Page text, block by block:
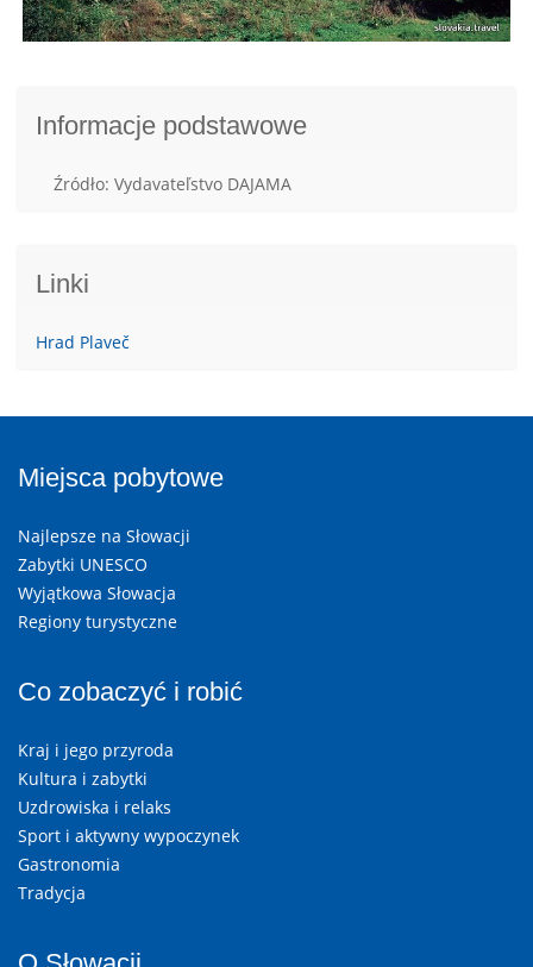
Informacje podstawowe
Źródło: Vydavateľstvo DAJAMA
Linki
Hrad Plaveč
Miejsca pobytowe
Najlepsze na Słowacji
Zabytki UNESCO
Wyjątkowa Słowacja
Regiony turystyczne
Co zobaczyć i robić
Kraj i jego przyroda
Kultura i zabytki
Uzdrowiska i relaks
Sport i aktywny wypoczynek
Gastronomia
Tradycja